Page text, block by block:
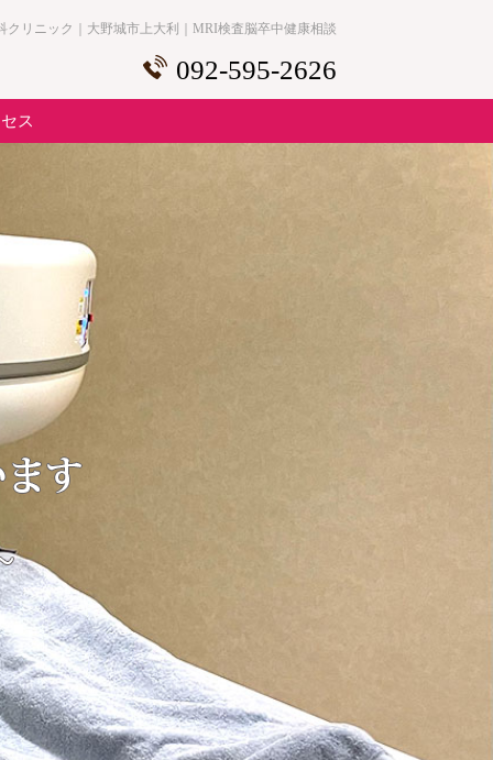
クリニック｜大野城市上大利｜MRI検査脳卒中健康相談
092-595-2626
ス